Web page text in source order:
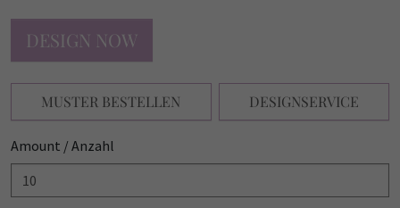
DESIGN NOW
MUSTER BESTELLEN DESIGNSERVICE
Amount / Anzahl